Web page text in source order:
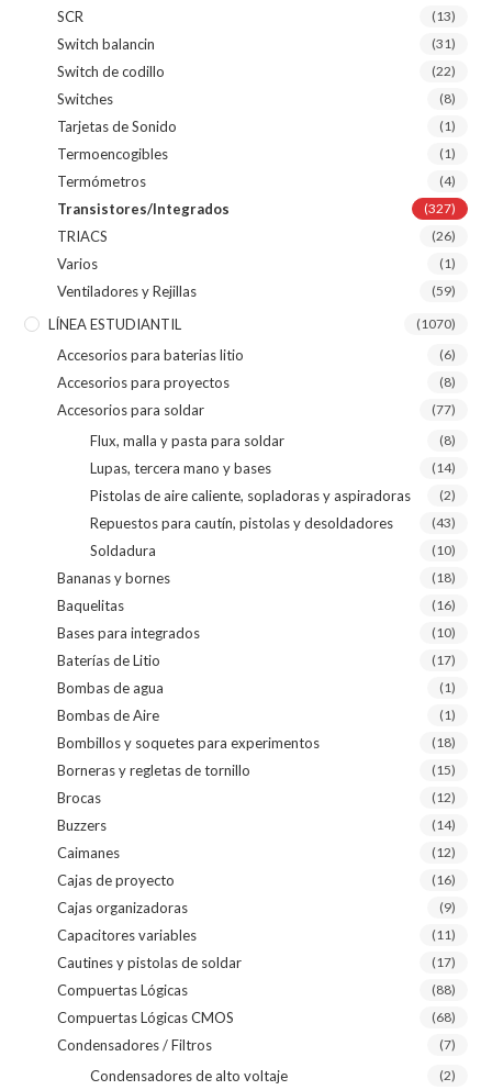
SCR (13)
Switch balancin (31)
Switch de codillo (22)
Switches (8)
Tarjetas de Sonido (1)
Termoencogibles (1)
Termómetros (4)
Transistores/Integrados (327)
TRIACS (26)
Varios (1)
Ventiladores y Rejillas (59)
LÍNEA ESTUDIANTIL (1070)
Accesorios para baterias litio (6)
Accesorios para proyectos (8)
Accesorios para soldar (77)
Flux, malla y pasta para soldar (8)
Lupas, tercera mano y bases (14)
Pistolas de aire caliente, sopladoras y aspiradoras (2)
Repuestos para cautín, pistolas y desoldadores (43)
Soldadura (10)
Bananas y bornes (18)
Baquelitas (16)
Bases para integrados (10)
Baterías de Litio (17)
Bombas de agua (1)
Bombas de Aire (1)
Bombillos y soquetes para experimentos (18)
Borneras y regletas de tornillo (15)
Brocas (12)
Buzzers (14)
Caimanes (12)
Cajas de proyecto (16)
Cajas organizadoras (9)
Capacitores variables (11)
Cautines y pistolas de soldar (17)
Compuertas Lógicas (88)
Compuertas Lógicas CMOS (68)
Condensadores / Filtros (7)
Condensadores de alto voltaje (2)